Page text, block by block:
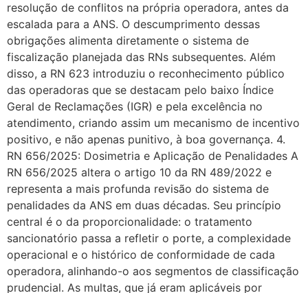
resolução de conflitos na própria operadora, antes da
escalada para a ANS. O descumprimento dessas
obrigações alimenta diretamente o sistema de
fiscalização planejada das RNs subsequentes. Além
disso, a RN 623 introduziu o reconhecimento público
das operadoras que se destacam pelo baixo Índice
Geral de Reclamações (IGR) e pela excelência no
atendimento, criando assim um mecanismo de incentivo
positivo, e não apenas punitivo, à boa governança. 4.
RN 656/2025: Dosimetria e Aplicação de Penalidades A
RN 656/2025 altera o artigo 10 da RN 489/2022 e
representa a mais profunda revisão do sistema de
penalidades da ANS em duas décadas. Seu princípio
central é o da proporcionalidade: o tratamento
sancionatório passa a refletir o porte, a complexidade
operacional e o histórico de conformidade de cada
operadora, alinhando-o aos segmentos de classificação
prudencial. As multas, que já eram aplicáveis por